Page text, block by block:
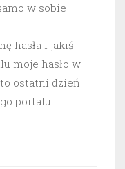
w sobie
hasła i jakiś
moje hasło w
ostatni dzień
portalu.